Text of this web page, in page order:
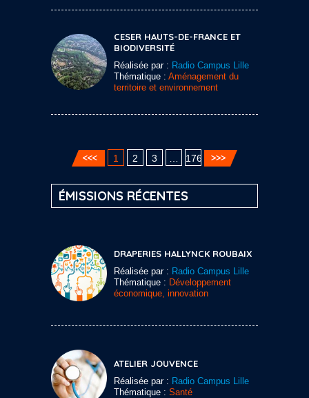
CESER HAUTS-DE-FRANCE ET
BIODIVERSITÉ
Réalisée par : Radio Campus Lille
Thématique : Aménagement du
territoire et environnement
1 2 3 176
ÉMISSIONS RÉCENTES
DRAPERIES HALLYNCK ROUBAIX
Réalisée par : Radio Campus Lille
Thématique : Développement
économique, innovation
ATELIER JOUVENCE
Réalisée par : Radio Campus Lille
Thématique : Santé